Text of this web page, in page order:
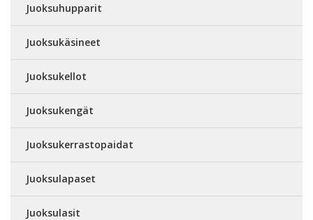
Juoksuhupparit
Juoksukäsineet
Juoksukellot
Juoksukengät
Juoksukerrastopaidat
Juoksulapaset
Juoksulasit